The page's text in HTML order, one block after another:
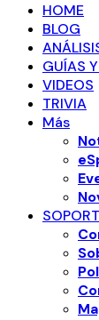
HOME
BLOG
GUÍAS
VIDEOS
TRIVIA
Más